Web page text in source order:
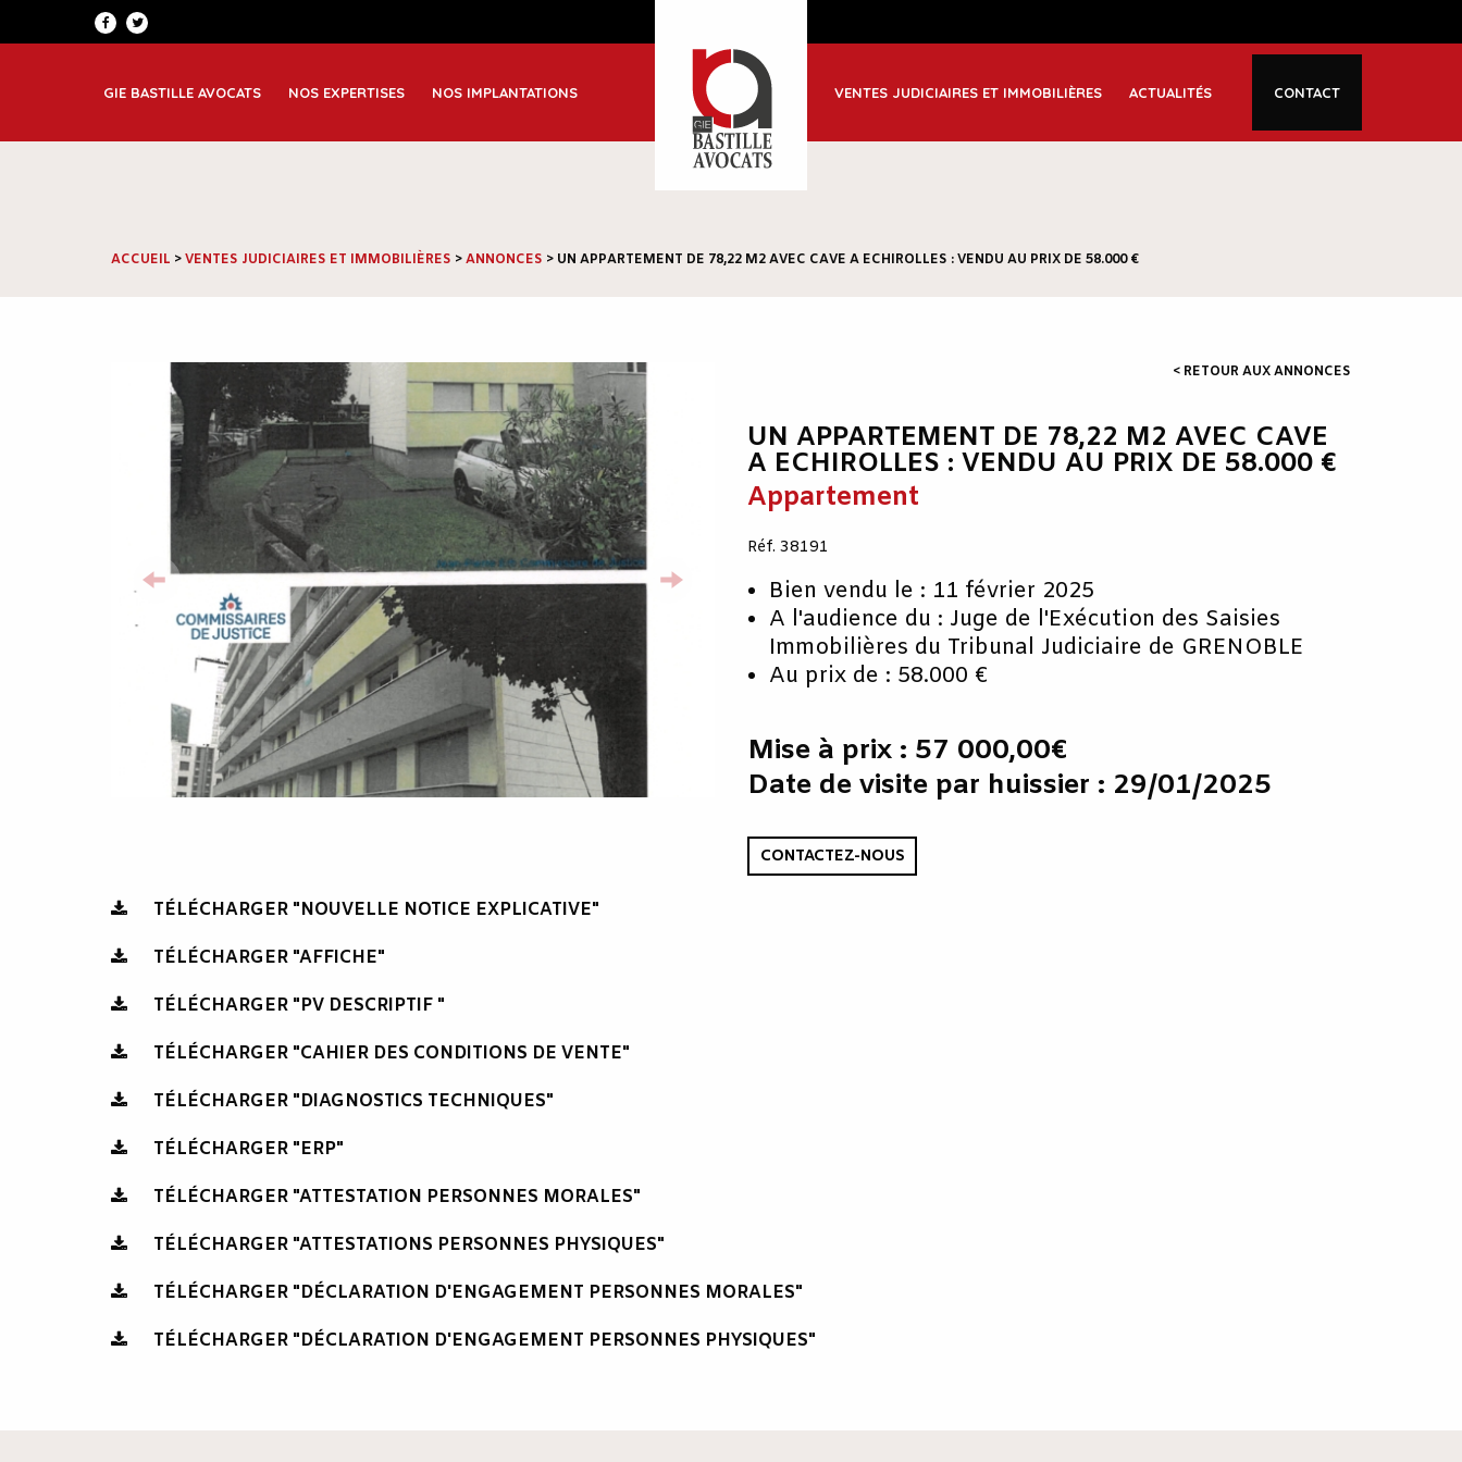
GIE BASTILLE AVOCATS NOS EXPERTISES NOS IMPLANTATIONS VENTES JUDICIAIRES ET IMMOBILIÈRES ACTUALITÉS CONTACT
ACCUEIL >VENTES JUDICIAIRES ET IMMOBILIÈRES >ANNONCES > UN APPARTEMENT DE 78,22 M2 AVEC CAVE A ECHIROLLES : VENDU AU PRIX DE 58.000 €
< RETOUR AUX ANNONCES
UN APPARTEMENT DE 78,22 M2 AVEC CAVE
A ECHIROLLES : VENDU AU PRIX DE 58.000 €
Appartement
Réf. 38191
Bien vendu le : 11 février 2025
A l'audience du : Juge de l'Exécution des Saisies
Immobilières du Tribunal Judiciaire de GRENOBLE
Au prix de : 58.000 €
Mise à prix : 57 000,00€
Date de visite par huissier : 29/01/2025
CONTACTEZ-NOUS
TÉLÉCHARGER "NOUVELLE NOTICE EXPLICATIVE"
TÉLÉCHARGER "AFFICHE"
TÉLÉCHARGER "PV DESCRIPTIF "
TÉLÉCHARGER "CAHIER DES CONDITIONS DE VENTE"
TÉLÉCHARGER "DIAGNOSTICS TECHNIQUES"
TÉLÉCHARGER "ERP"
TÉLÉCHARGER "ATTESTATION PERSONNES MORALES"
TÉLÉCHARGER "ATTESTATIONS PERSONNES PHYSIQUES"
TÉLÉCHARGER "DÉCLARATION D'ENGAGEMENT PERSONNES MORALES"
TÉLÉCHARGER "DÉCLARATION D'ENGAGEMENT PERSONNES PHYSIQUES"